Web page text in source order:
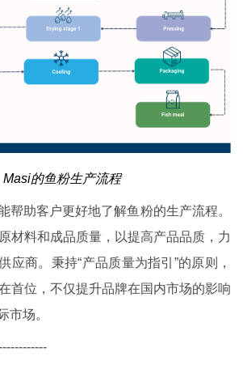
Masi的鱼粉生产流程
帮助客户更好地了解鱼粉的生产流程。
材料和成品质量，以提高产品品质，力
应商。秉持“产品质量为指引”的原则，
首位，不仅提升品牌在国内市场的影响
市场。